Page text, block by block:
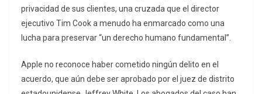
privacidad de sus clientes, una cruzada que el director
ejecutivo Tim Cook a menudo ha enmarcado como una
lucha para preservar “un derecho humano fundamental”.
Apple no reconoce haber cometido ningún delito en el
acuerdo, que aún debe ser aprobado por el juez de distrito